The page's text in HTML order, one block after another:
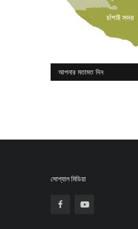
আপনার মতামত দিন
সোশ্যাল মিডিয়া